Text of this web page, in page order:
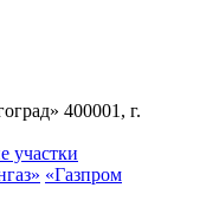
400001, г.
участки
«Газпром